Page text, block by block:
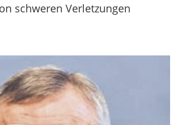
schweren Verletzungen